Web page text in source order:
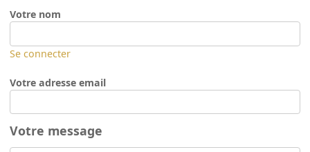
Votre nom
Se connecter
Votre adresse email
Votre message